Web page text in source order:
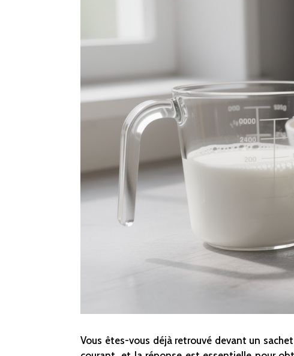
Vous êtes-vous déjà retrouvé devant un